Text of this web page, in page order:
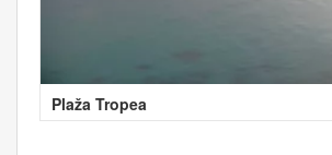
Plaža Tropea